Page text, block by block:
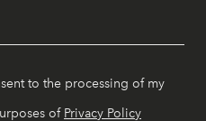
to the processing of my
of Privacy Policy